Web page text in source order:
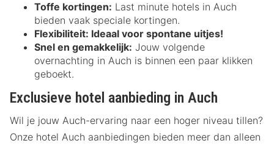
Toffe kortingen: Last minute hotels in Auch
bieden vaak speciale kortingen.
Flexibiliteit: Ideaal voor spontane uitjes!
Snel en gemakkelijk: Jouw volgende
overnachting in Auch is binnen een paar klikken
geboekt.
Exclusieve hotel aanbieding in Auch
Wil je jouw Auch-ervaring naar een hoger niveau tillen?
Onze hotel Auch aanbiedingen bieden meer dan alleen